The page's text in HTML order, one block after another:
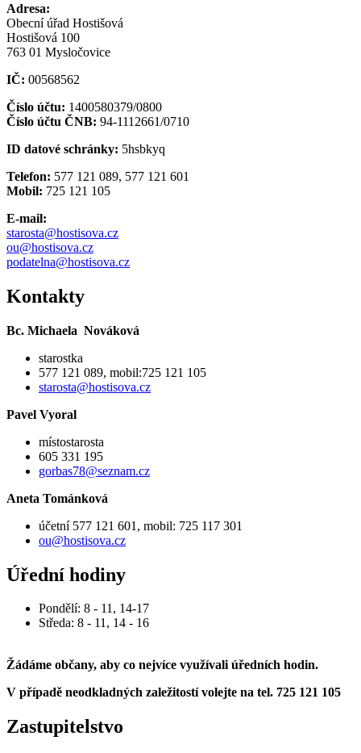
Adresa:
Obecní úřad Hostišová
Hostišová 100
763 01 Mysločovice
IČ: 00568562
Číslo účtu: 1400580379/0800
Číslo účtu ČNB: 94-1112661/0710
ID datové schránky: 5hsbkyq
Telefon: 577 121 089, 577 121 601
Mobil: 725 121 105
E-mail:
starosta@hostisova.cz
ou@hostisova.cz
podatelna@hostisova.cz
Kontakty
Bc. Michaela Nováková
starostka
577 121 089, mobil:725 121 105
starosta@hostisova.cz
Pavel Vyoral
místostarosta
605 331 195
gorbas78@seznam.cz
Aneta Tománková
účetní 577 121 601, mobil: 725 117 301
ou@hostisova.cz
Úřední hodiny
Pondělí: 8 - 11, 14-17
Středa: 8 - 11, 14 - 16
Žádáme občany, aby co nejvíce využívali úředních hodin.
V případě neodkladných zaležitostí volejte na tel. 725 121 105
Zastupitelstvo